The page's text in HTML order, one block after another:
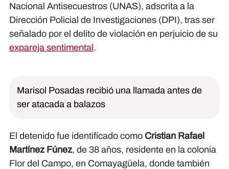
Nacional Antisecuestros (UNAS), adscrita a la
Dirección Policial de Investigaciones (DPI), tras ser
señalado por el delito de violación en perjuicio de su
expareja sentimental.
Marisol Posadas recibió una llamada antes de
ser atacada a balazos
El detenido fue identificado como Cristian Rafael
Martínez Fúnez, de 38 años, residente en la colonia
Flor del Campo, en Comayagüela, donde también